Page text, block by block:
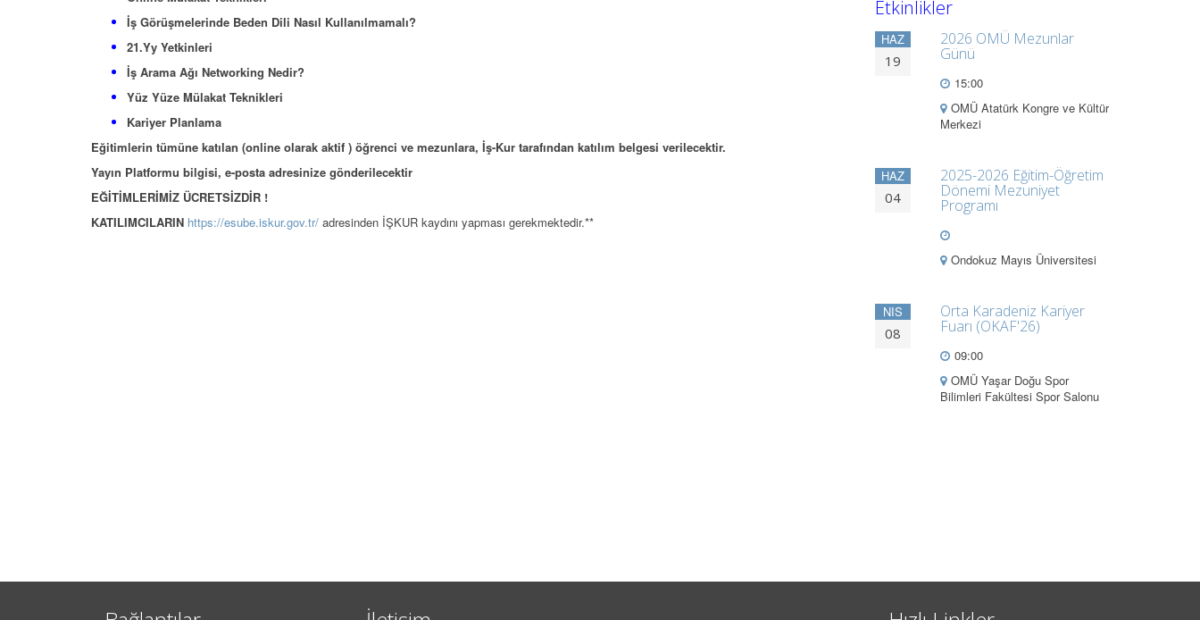
İş Görüşmelerinde Beden Dili Nasıl Kullanılmamalı?
21.Yy Yetkinleri
İş Arama Ağı Networking Nedir?
Yüz Yüze Mülakat Teknikleri
Kariyer Planlama
Eğitimlerin tümüne katılan (online olarak aktif ) öğrenci ve mezunlara, İş-Kur tarafından katılım belgesi verilecektir.
Yayın Platformu bilgisi, e-posta adresinize gönderilecektir
EĞİTİMLERİMİZ ÜCRETSİZDİR !
KATILIMCILARIN https://esube.iskur.gov.tr/ adresinden İŞKUR kaydını yapması gerekmektedir.**
Etkinlikler
HAZ
19
2026 OMÜ Mezunlar
Günü
15:00
OMÜ Atatürk Kongre ve Kültür
Merkezi
HAZ
04
2025-2026 Eğitim-Öğretim
Dönemi Mezuniyet
Programı
Ondokuz Mayıs Üniversitesi
NIS
08
Orta Karadeniz Kariyer
Fuarı (OKAF'26)
09:00
OMÜ Yaşar Doğu Spor
Bilimleri Fakültesi Spor Salonu